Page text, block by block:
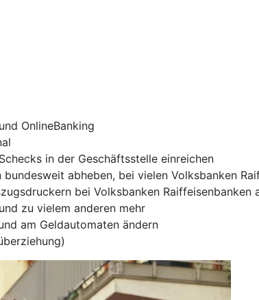
OnlineBanking
in der Geschäftsstelle einreichen
abheben, bei vielen Volksbanken
bei Volksbanken
zu vielem anderen mehr
am Geldautomaten ändern